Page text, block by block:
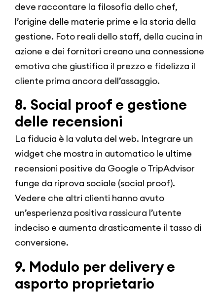
deve raccontare la filosofia dello chef,
l’origine delle materie prime e la storia della
gestione. Foto reali dello staff, della cucina in
azione e dei fornitori creano una connessione
emotiva che giustifica il prezzo e fidelizza il
cliente prima ancora dell’assaggio.
8. Social proof e gestione
delle recensioni
La fiducia è la valuta del web. Integrare un
widget che mostra in automatico le ultime
recensioni positive da Google o TripAdvisor
funge da riprova sociale (social proof).
Vedere che altri clienti hanno avuto
un’esperienza positiva rassicura l’utente
indeciso e aumenta drasticamente il tasso di
conversione.
9. Modulo per delivery e
asporto proprietario